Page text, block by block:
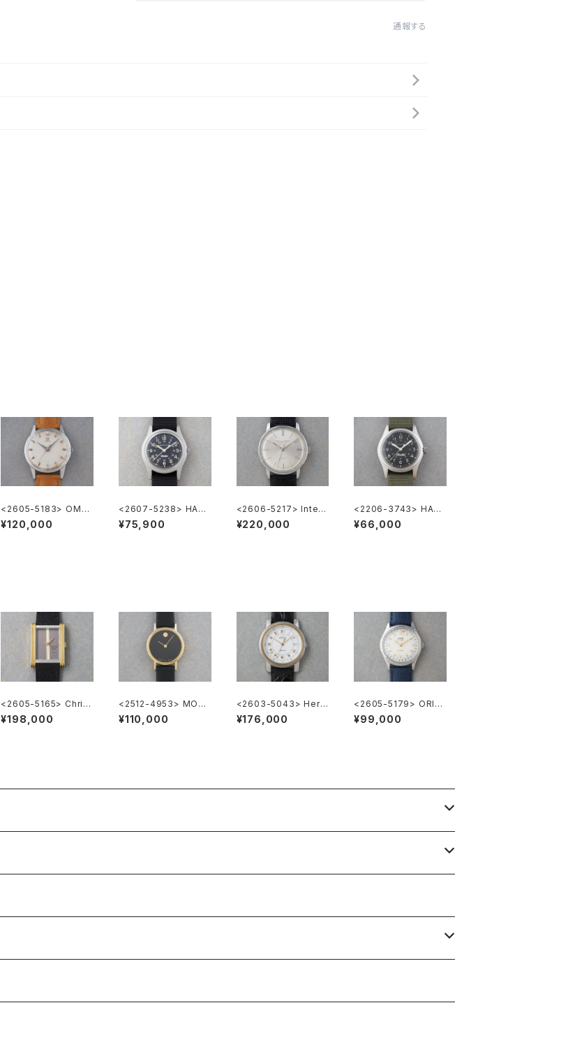
通報する
<2605-5183> OME
GA ”Cal.285"
¥120,000
<2607-5238> HAMI
LTON Khaki
¥75,900
<2606-5217> Intern
ational National Co.
"TURLER"
¥220,000
<2206-3743> HAMI
LTON Khaki
¥66,000
<2605-5165> Christ
ian Dior
¥198,000
<2512-4953> MOVA
DO ZENITH "Museu
m Watch"
¥110,000
<2603-5043> Herm
ès Carrick
¥176,000
<2605-5179> ORIS
Ref.7470 ”POINTER
DATE"
¥99,000